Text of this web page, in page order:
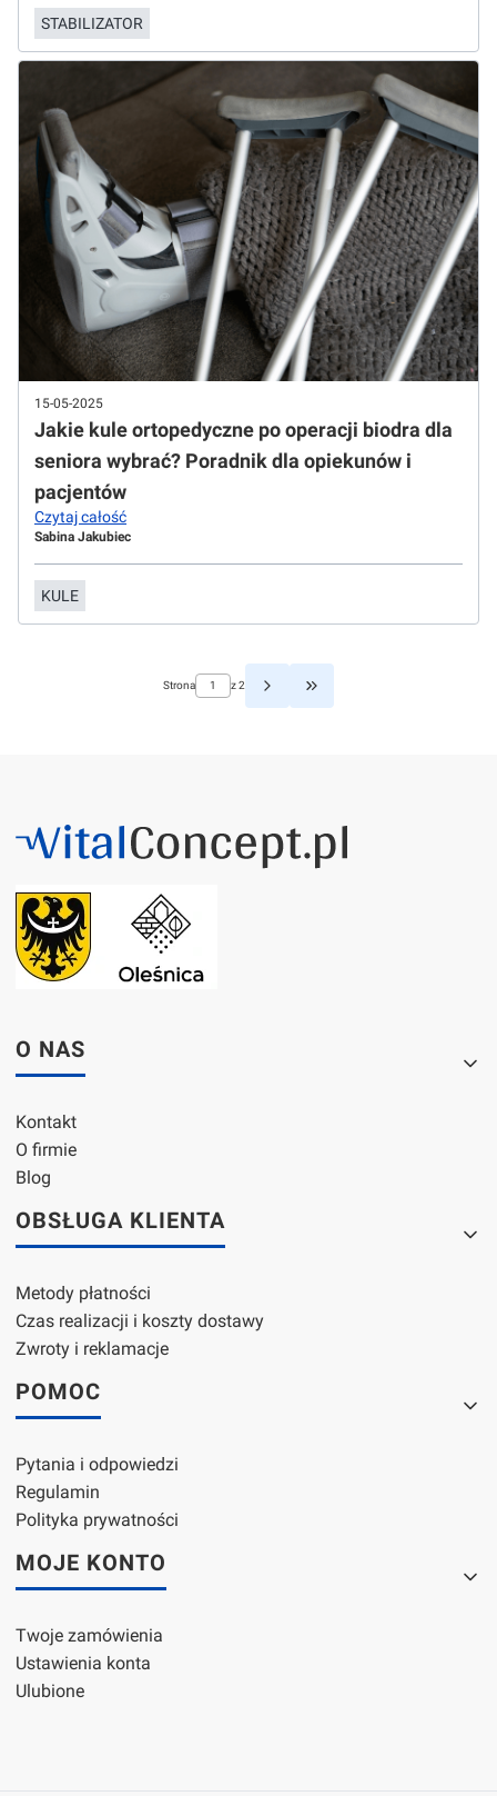
STABILIZATOR
15-05-2025
Jakie kule ortopedyczne po operacji biodra dla
seniora wybrać? Poradnik dla opiekunów i
pacjentów
Czytaj całość
Sabina Jakubiec
KULE
Strona z 2
Przejdź do ostatniej strony z
Linki w stopce
O NAS
Kontakt
O firmie
Blog
OBSŁUGA KLIENTA
Metody płatności
Czas realizacji i koszty dostawy
Zwroty i reklamacje
POMOC
Pytania i odpowiedzi
Regulamin
Polityka prywatności
MOJE KONTO
Twoje zamówienia
Ustawienia konta
Ulubione